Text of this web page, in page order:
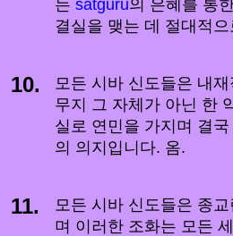
는 satguru의 은혜를 통
결실을 맺는 데 절대적
10.
모든 시바 신도들은 내
무지 그 자체가 아닌 한
실로 연민을 가지며 결
의 의지입니다. 옴.
11.
모든 시바 신도들은 종
며 이러한 조화는 모든